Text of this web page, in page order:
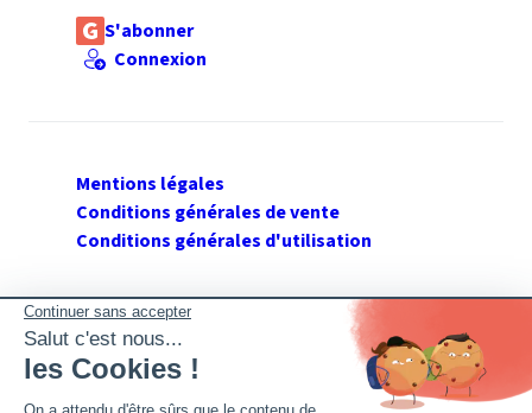
S'abonner
Connexion
Mentions légales
Conditions générales de vente
Conditions générales d'utilisation
SUIVEZ GERANT DE SARL